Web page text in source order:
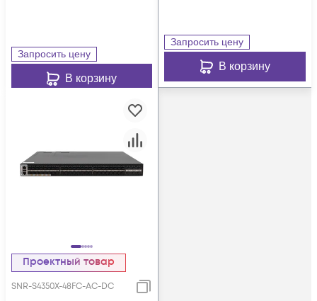
Запросить цену
В корзину
Запросить цену
В корзину
Проектный товар
SNR-S4350X-48FC-AC-DC